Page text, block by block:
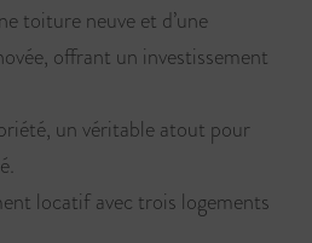
toiture neuve et d’une
offrant un investissement
un véritable atout pour
locatif avec trois logements